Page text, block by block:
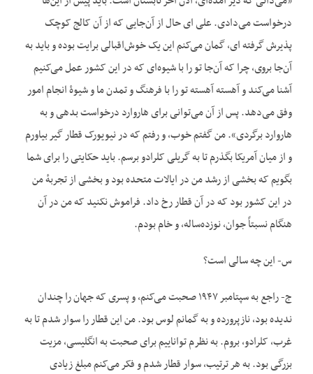
درخواست می‌دادی. علی‌‌ ای حال از آن‌جایی که از آن کالج کوچک
پذیرش گرفته ای، گمان می‌کنم این یک خوش‌اقبالی برایت بوده و باید به
آن‌جا بروی، چرا که آن‌جا تو را با شیوه‌ای که در این کشور عمل می‌کنیم
آشنا می‌کند و آهسته آهسته تو را با فرهنگ و تمدن ما و شیوهٔ انجام امور
وفق می‌دهد. پس از آن می‌توانی برای هاروارد درخواست بدهی و به
هاروارد برگردی». من گفتم خوب، و رفتم که در نیویورک قطار گیر بیاورم
و از میان آمریکا بگذرم تا به گریلی کلرادو برسم. باید حکایتی را برای شما
بگویم که بخشی از رشد من در ایالات متحده بود و بخشی از تجربهٔ من
در این کشور بود که در آن قطار رخ داد. فراموش نکنید که من در آن
هنگام نسبتاً جوان، نوزده‌ساله، و خام بودم.
س- این چه سالی است؟
ج- راجع به سپتامبر ۱۹۴۷ صحبت می‌کنم، و پسری که جهان را چندان
ندیده بود، نازپرورده و به گمانم لوس بود. من این قطار را سوار شدم تا به
غرب، کلرادو، بروم. به نظرم تواناییم برای صحبت به انگلیسی، مزیت
بزرگی بود. به هر ترتیب، سوار قطار شدم و فکر می‌کنم مبلغ زیادی